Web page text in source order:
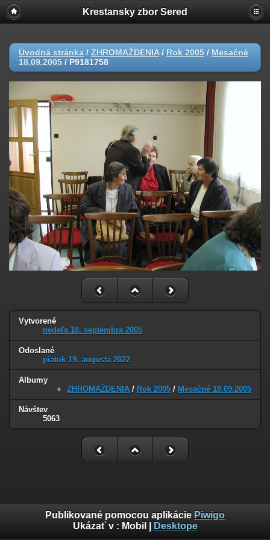
Krestansky zbor Sered
Úvodná stránka / ZHROMAŽDENIA/ Rok 2005 / Mesačné
18.09.2005 / P9181758
Vytvorené
nedeľa 18. septembra 2005
Odoslané
piatok 19. augusta 2022
Albumy
ZHROMAŽDENIA / Rok 2005 / Mesačné 18.09.2005
Návštev
5063
Publikované pomocou aplikácie Piwigo
Ukázať v : Mobil Desktope